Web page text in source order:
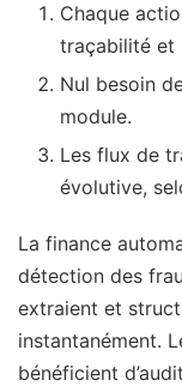
Chaque
traçabilité et
Nul besoin
module.
Les flux de
évolutive,
La finance
détection des
extraient et
instantanément.
bénéficient